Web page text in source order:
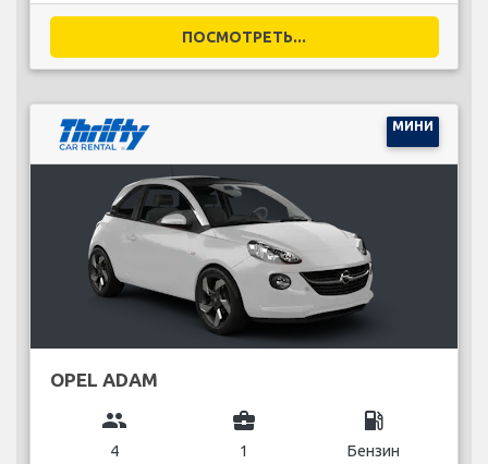
ПОСМОТРЕТЬ...
МИНИ
OPEL ADAM
group
4
business_center
1
local_gas_station
Бензин